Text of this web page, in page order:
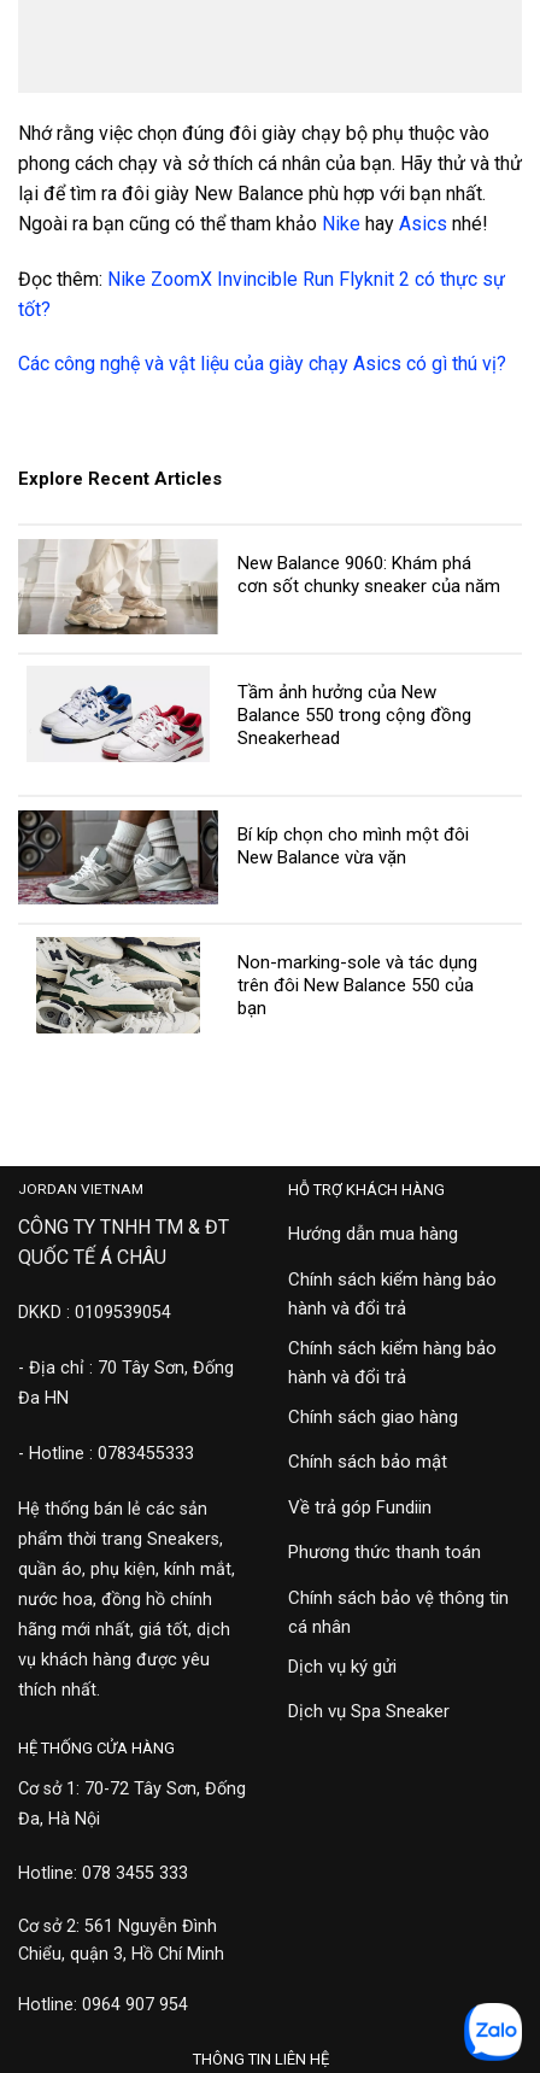
Nhớ rằng việc chọn đúng đôi giày chạy bộ phụ thuộc vào
phong cách chạy và sở thích cá nhân của bạn. Hãy thử và thử
lại để tìm ra đôi giày New Balance phù hợp với bạn nhất.
Ngoài ra bạn cũng có thể tham khảo Nike hay Asics nhé!
Đọc thêm: Nike ZoomX Invincible Run Flyknit 2 có thực sự
tốt?
Các công nghệ và vật liệu của giày chạy Asics có gì thú vị?
Explore Recent Articles
New Balance 9060: Khám phá
cơn sốt chunky sneaker của năm
Tầm ảnh hưởng của New
Balance 550 trong cộng đồng
Sneakerhead
Bí kíp chọn cho mình một đôi
New Balance vừa vặn
Non-marking-sole và tác dụng
trên đôi New Balance 550 của
bạn
JORDAN VIETNAM
CÔNG TY TNHH TM & ĐT
QUỐC TẾ Á CHÂU
DKKD : 0109539054
- Địa chỉ : 70 Tây Sơn, Đống
Đa HN
- Hotline : 0783455333
Hệ thống bán lẻ các sản
phẩm thời trang Sneakers,
quần áo, phụ kiện, kính mắt,
nước hoa, đồng hồ chính
hãng mới nhất, giá tốt, dịch
vụ khách hàng được yêu
thích nhất.
HỖ TRỢ KHÁCH HÀNG
Hướng dẫn mua hàng
Chính sách kiểm hàng bảo
hành và đổi trả
Chính sách kiểm hàng bảo
hành và đổi trả
Chính sách giao hàng
Chính sách bảo mật
Về trả góp Fundiin
Phương thức thanh toán
Chính sách bảo vệ thông tin
cá nhân
Dịch vụ ký gửi
Dịch vụ Spa Sneaker
HỆ THỐNG CỬA HÀNG
Cơ sở 1: 70-72 Tây Sơn, Đống
Đa, Hà Nội
Hotline: 078 3455 333
Cơ sở 2: 561 Nguyễn Đình
Chiểu, quận 3, Hồ Chí Minh
Hotline: 0964 907 954
THÔNG TIN LIÊN HỆ